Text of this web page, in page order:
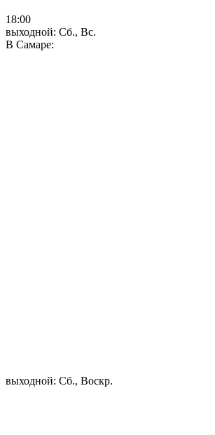
18:00
выходной: Сб., Вс.
В Самаре:
выходной: Сб., Воскр.